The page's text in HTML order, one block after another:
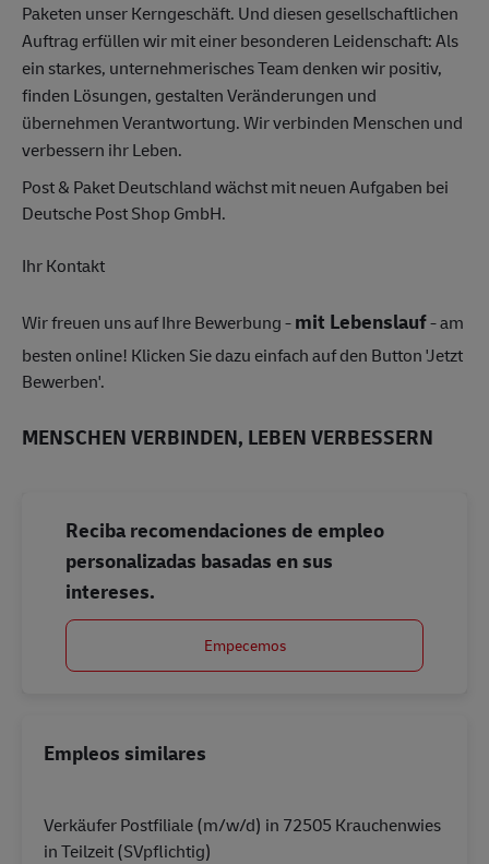
Paketen unser Kerngeschäft. Und diesen gesellschaftlichen
Auftrag erfüllen wir mit einer besonderen Leidenschaft: Als
ein starkes, unternehmerisches Team denken wir positiv,
finden Lösungen, gestalten Veränderungen und
übernehmen Verantwortung. Wir verbinden Menschen und
verbessern ihr Leben.
Post & Paket Deutschland wächst mit neuen Aufgaben bei
Deutsche Post Shop GmbH.
Ihr Kontakt
Wir freuen uns auf Ihre Bewerbung -mit Lebenslauf- am
besten online! Klicken Sie dazu einfach auf den Button 'Jetzt
Bewerben'.
MENSCHEN VERBINDEN, LEBEN VERBESSERN
Reciba recomendaciones de empleo
personalizadas basadas en sus
intereses.
Empecemos
Empleos similares
Verkäufer Postfiliale (m/w/d) in 72505 Krauchenwies
in Teilzeit (SVpflichtig)